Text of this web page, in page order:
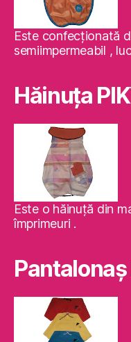
Este confecţionată
semiimpermeabil ,
Hăinuţa
Este o hăinuţă din
împrimeuri .
Pantalonaş